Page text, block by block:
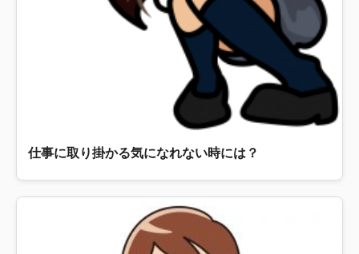
仕事に取り掛かる気になれない時には？